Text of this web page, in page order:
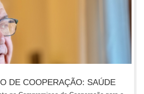
DE COOPERAÇÃO: SAÚDE